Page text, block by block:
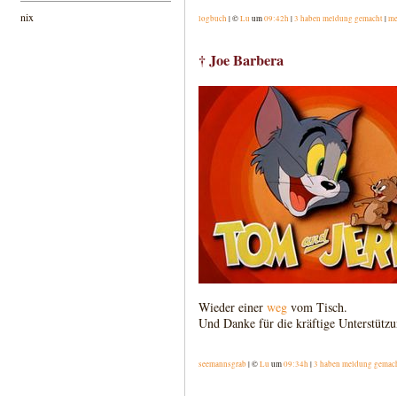
nix logbuch | ©Lu um09:42h |3 haben meldung gemacht|
† Joe Barbera
Wieder einer weg vom Tisch.
Und Danke für die kräftige
seemannsgrab| ©Lu um09:34h |3 haben meldung